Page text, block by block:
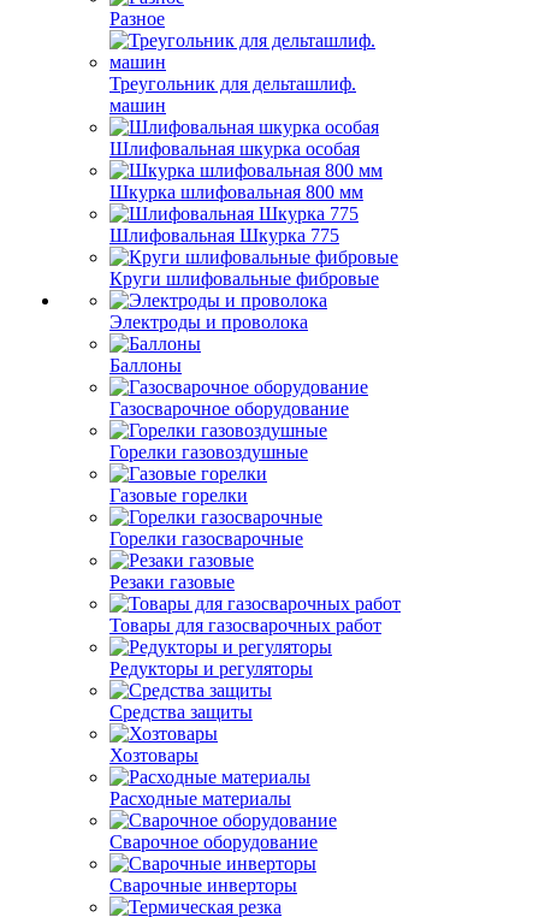
Разное
Треугольник для дельташлиф.
машин
Шлифовальная шкурка особая
Шкурка шлифовальная 800 мм
Шлифовальная Шкурка 775
Круги шлифовальные фибровые
Электроды и проволока
Баллоны
Газосварочное оборудование
Горелки газовоздушные
Газовые горелки
Горелки газосварочные
Резаки газовые
Товары для газосварочных работ
Редукторы и регуляторы
Средства защиты
Хозтовары
Расходные материалы
Сварочное оборудование
Сварочные инверторы